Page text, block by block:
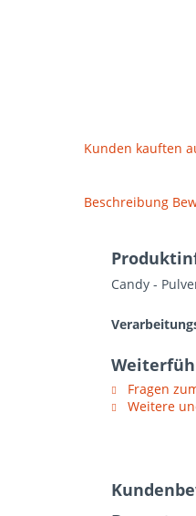
Kunden kauften
Beschreibung
Candy -
Fragen
Weitere